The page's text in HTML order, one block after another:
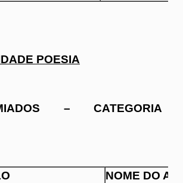
POESIA
– CATEGORIA
NOME DO